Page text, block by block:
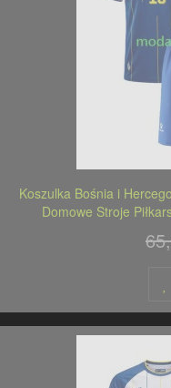
Koszulka Bośnia i
Domowe Stroje